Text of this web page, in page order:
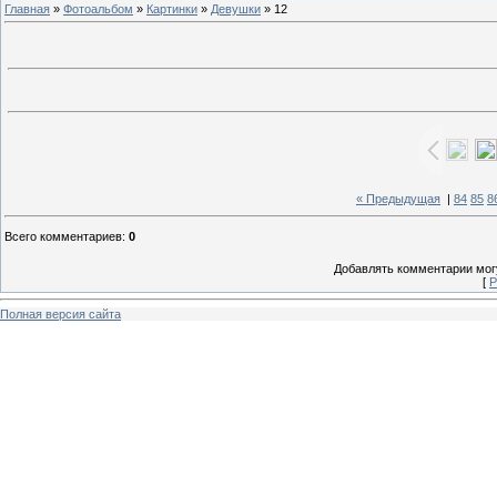
Главная » Фотоальбом » Картинки » Девушки » 12
« Предыдущая 84 85
Всего комментариев: 0
Добавлять комментарии
[
Полная версия сайта